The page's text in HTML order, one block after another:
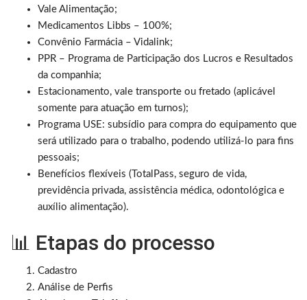
Vale Alimentação;
Medicamentos Libbs – 100%;
Convênio Farmácia – Vidalink;
PPR – Programa de Participação dos Lucros e Resultados
da companhia;
Estacionamento, vale transporte ou fretado (aplicável
somente para atuação em turnos);
Programa USE: subsídio para compra do equipamento que
será utilizado para o trabalho, podendo utilizá-lo para fins
pessoais;
Benefícios flexíveis (TotalPass, seguro de vida,
previdência privada, assistência médica, odontológica e
auxílio alimentação).
📊 Etapas do processo
Cadastro
Análise de Perfis